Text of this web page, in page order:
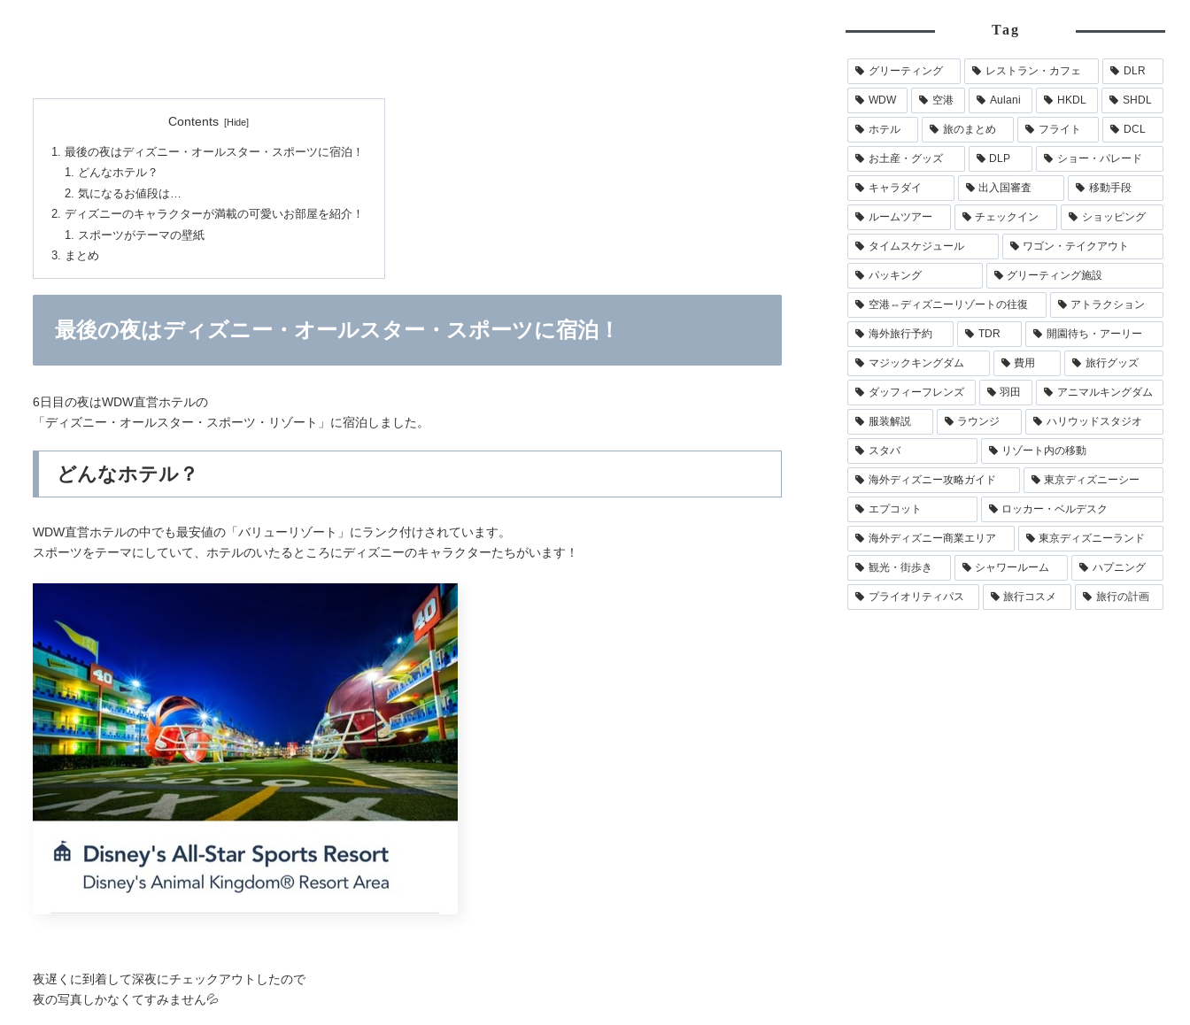
Contents
最後の夜はディズニー・オールスター・スポーツに宿泊！
どんなホテル？
気になるお値段は…
ディズニーのキャラクターが満載の可愛いお部屋を紹介！
スポーツがテーマの壁紙
まとめ
最後の夜はディズニー・オールスター・スポーツに宿泊！
6日目の夜はWDW直営ホテルの
「ディズニー・オールスター・スポーツ・リゾート」に宿泊しました。
どんなホテル？
WDW直営ホテルの中でも最安値の「バリューリゾート」にランク付けされています。
スポーツをテーマにしていて、ホテルのいたるところにディズニーのキャラクターたちがいます！
夜遅くに到着して深夜にチェックアウトしたので
夜の写真しかなくてすみません💦
Tag
グリーティング レストラン・カフェ DLR
WDW 空港 Aulani HKDL SHDL
ホテル 旅のまとめ フライト DCL
お土産・グッズ DLP ショー・パレード
キャラダイ 出入国審査 移動手段
ルームツアー チェックイン ショッピング
タイムスケジュール ワゴン・テイクアウト
パッキング グリーティング施設
空港⇔ディズニーリゾートの往復 アトラクション
海外旅行予約 TDR 開園待ち・アーリー
マジックキングダム 費用 旅行グッズ
ダッフィーフレンズ 羽田 アニマルキングダム
服装解説 ラウンジ ハリウッドスタジオ
スタバ リゾート内の移動
海外ディズニー攻略ガイド 東京ディズニーシー
エプコット ロッカー・ベルデスク
海外ディズニー商業エリア 東京ディズニーランド
観光・街歩き シャワールーム ハプニング
プライオリティパス 旅行コスメ 旅行の計画